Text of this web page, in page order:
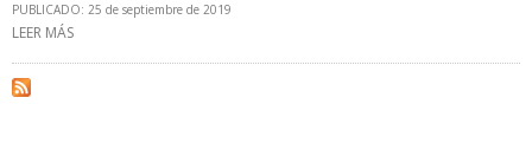
PUBLICADO: 25 de septiembre de 2019
LEER MÁS